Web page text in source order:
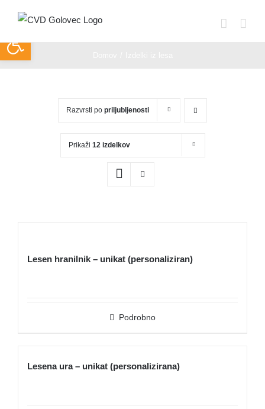
content
Razvrsti po priljubljenosti
Prikaži 12 izdelkov
Lesen hranilnik – unikat (personaliziran)
Podrobno
Lesena ura – unikat (personalizirana)